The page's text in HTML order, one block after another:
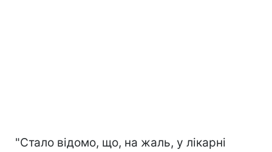
"Стало відомо, що, на жаль, у лікарні